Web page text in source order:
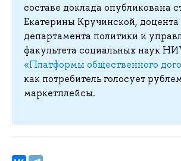
составе доклада опубликована
Екатерины Кручинской, доцента
департамента политики и
факультета социальных наук
«Платформы общественного
как потребитель голосует
маркетплейсы.